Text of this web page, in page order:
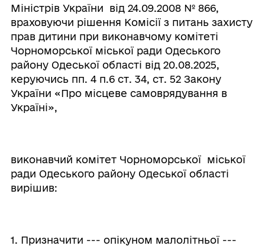
Міністрів України від 24.09.2008 № 866,
враховуючи рішення Комісії з питань захисту
прав дитини при виконавчому комітеті
Чорноморської міської ради Одеського
району Одеської області від 20.08.2025,
керуючись пп. 4 п.6 ст. 34, ст. 52 Закону
України «Про місцеве самоврядування в
Україні»,
виконавчий комітет Чорноморської міської
ради Одеського району Одеської області
вирішив:
1. Призначити --- опікуном малолітньої ---